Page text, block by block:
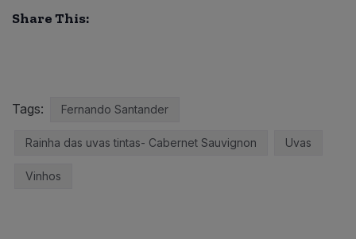
Share This:
Tags: Fernando Santander
Rainha das uvas tintas- Cabernet Sauvignon Uvas
Vinhos